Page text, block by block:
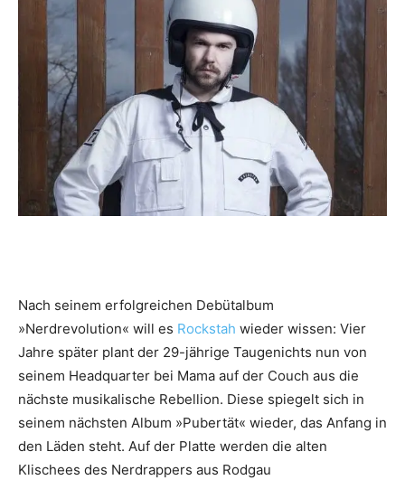
Nach seinem erfolgreichen Debütalbum
»Nerdrevolution« will es Rockstah wieder wissen: Vier
Jahre später plant der 29-jährige Taugenichts nun von
seinem Headquarter bei Mama auf der Couch aus die
nächste musikalische Rebellion. Diese spiegelt sich in
seinem nächsten Album »Pubertät« wieder, das Anfang in
den Läden steht. Auf der Platte werden die alten
Klischees des Nerdrappers aus Rodgau